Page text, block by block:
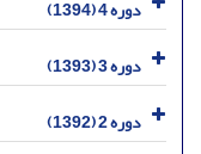
دوره 4 (1394)
دوره 3 (1393)
دوره 2 (1392)